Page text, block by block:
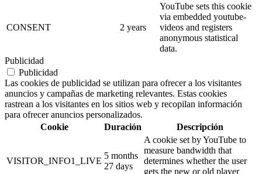
CONSENT 2 years
YouTube sets this cookie
via embedded youtube-
videos and registers
anonymous statistical
data.
Publicidad
Publicidad
Las cookies de publicidad se utilizan para ofrecer a los visitantes
anuncios y campañas de marketing relevantes. Estas cookies
rastrean a los visitantes en los sitios web y recopilan información
para ofrecer anuncios personalizados.
Cookie
Duración Descripción
VISITOR_INFO1_LIVE
5 months
27 days
A cookie set by YouTube to
measure bandwidth that
determines whether the user
gets the new or old player